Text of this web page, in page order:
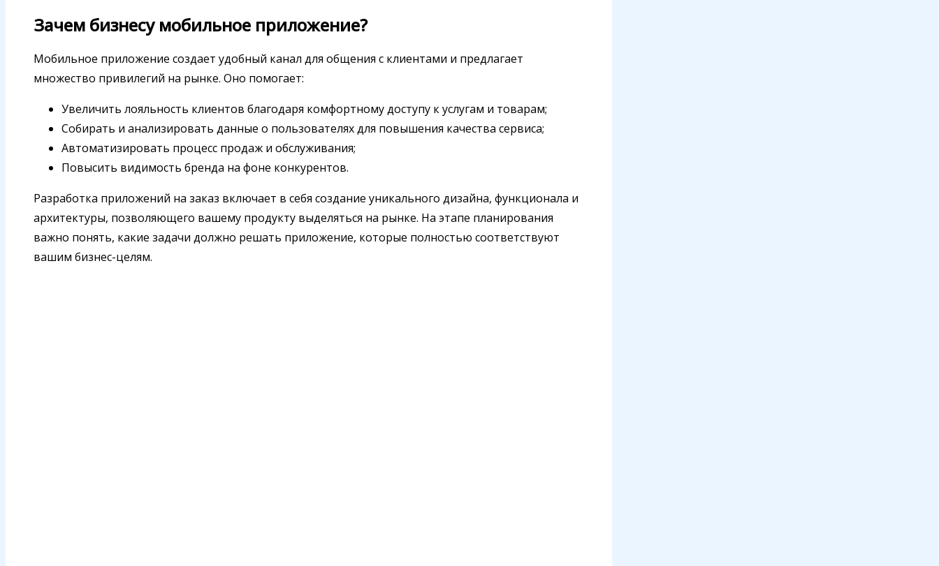
Зачем бизнесу мобильное приложение?
Мобильное приложение создает удобный канал для общения с клиентами и предлагает
множество привилегий на рынке. Оно помогает:
Увеличить лояльность клиентов благодаря комфортному доступу к услугам и товарам;
Собирать и анализировать данные о пользователях для повышения качества сервиса;
Автоматизировать процесс продаж и обслуживания;
Повысить видимость бренда на фоне конкурентов.
Разработка приложений на заказ включает в себя создание уникального дизайна, функционала и
архитектуры, позволяющего вашему продукту выделяться на рынке. На этапе планирования
важно понять, какие задачи должно решать приложение, которые полностью соответствуют
вашим бизнес-целям.